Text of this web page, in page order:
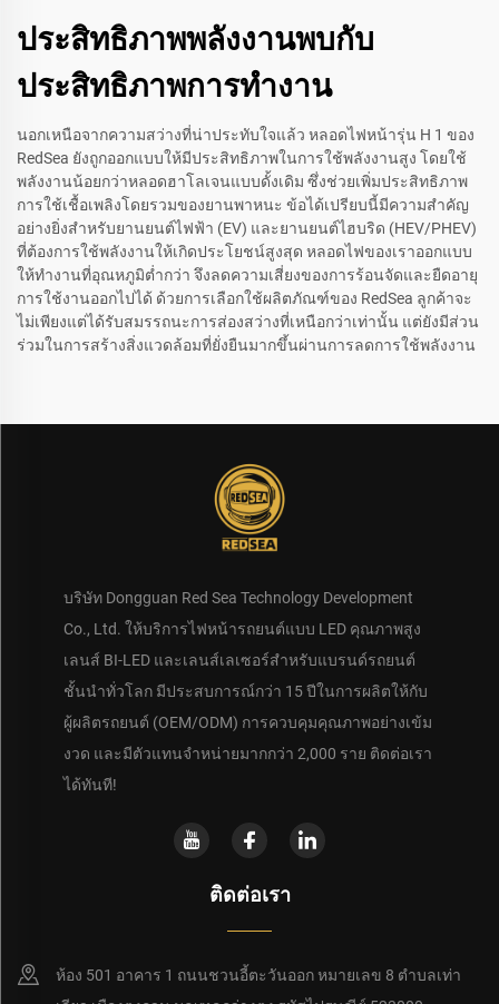
ประสิทธิภาพพลังงานพบกับ
ประสิทธิภาพการทำงาน
นอกเหนือจากความสว่างที่น่าประทับใจแล้ว หลอดไฟหน้ารุ่น H 1 ของ
RedSea ยังถูกออกแบบให้มีประสิทธิภาพในการใช้พลังงานสูง โดยใช้
พลังงานน้อยกว่าหลอดฮาโลเจนแบบดั้งเดิม ซึ่งช่วยเพิ่มประสิทธิภาพ
การใช้เชื้อเพลิงโดยรวมของยานพาหนะ ข้อได้เปรียบนี้มีความสำคัญ
อย่างยิ่งสำหรับยานยนต์ไฟฟ้า (EV) และยานยนต์ไฮบริด (HEV/PHEV)
ที่ต้องการใช้พลังงานให้เกิดประโยชน์สูงสุด หลอดไฟของเราออกแบบ
ให้ทำงานที่อุณหภูมิต่ำกว่า จึงลดความเสี่ยงของการร้อนจัดและยืดอายุ
การใช้งานออกไปได้ ด้วยการเลือกใช้ผลิตภัณฑ์ของ RedSea ลูกค้าจะ
ไม่เพียงแต่ได้รับสมรรถนะการส่องสว่างที่เหนือกว่าเท่านั้น แต่ยังมีส่วน
ร่วมในการสร้างสิ่งแวดล้อมที่ยั่งยืนมากขึ้นผ่านการลดการใช้พลังงาน
บริษัท Dongguan Red Sea Technology Development
Co., Ltd. ให้บริการไฟหน้ารถยนต์แบบ LED คุณภาพสูง
เลนส์ BI-LED และเลนส์เลเซอร์สำหรับแบรนด์รถยนต์
ชั้นนำทั่วโลก มีประสบการณ์กว่า 15 ปีในการผลิตให้กับ
ผู้ผลิตรถยนต์ (OEM/ODM) การควบคุมคุณภาพอย่างเข้ม
งวด และมีตัวแทนจำหน่ายมากกว่า 2,000 ราย ติดต่อเรา
ได้ทันที!
ติดต่อเรา
ห้อง 501 อาคาร 1 ถนนชวนอี้ตะวันออก หมายเลข 8 ตำบลเท่า